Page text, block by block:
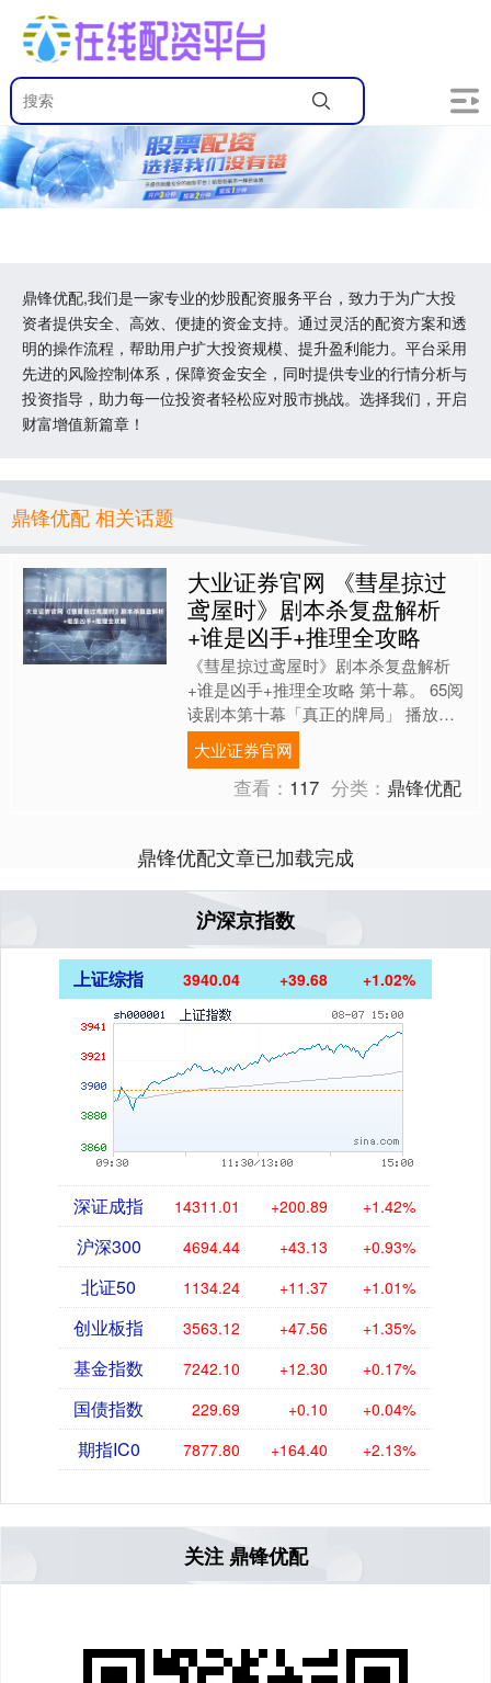
鼎锋优配,我们是一家专业的炒股配资服务平台，致力于为广大投
资者提供安全、高效、便捷的资金支持。通过灵活的配资方案和透
明的操作流程，帮助用户扩大投资规模、提升盈利能力。平台采用
先进的风险控制体系，保障资金安全，同时提供专业的行情分析与
投资指导，助力每一位投资者轻松应对股市挑战。选择我们，开启
财富增值新篇章！
鼎锋优配 相关话题
大业证券官网 《彗星掠过
鸢屋时》剧本杀复盘解析
+谁是凶手+推理全攻略
《彗星掠过鸢屋时》剧本杀复盘解析
+谁是凶手+推理全攻略 第十幕。 65阅
读剧本第十幕「真正的牌局」 播放背
景音乐 15:《「瞼の光」眼睑之光》
67.等待玩家阅....
大业证券官网
查看： 117 分类： 鼎锋优配
鼎锋优配文章已加载完成
沪深京指数
上证综指 3940.04 +39.68 +1.02%
深证成指 14311.01 +200.89 +1.42%
沪深300 4694.44 +43.13 +0.93%
北证50 1134.24 +11.37 +1.01%
创业板指 3563.12 +47.56 +1.35%
基金指数 7242.10 +12.30 +0.17%
国债指数 229.69 +0.10 +0.04%
期指IC0 7877.80 +164.40 +2.13%
关注 鼎锋优配